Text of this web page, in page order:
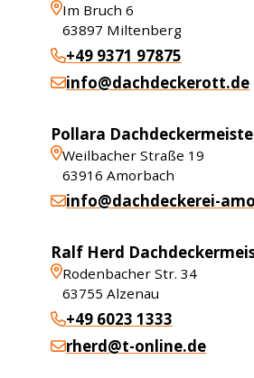
Im Bruch 6
63897 Miltenberg
+49 9371 97875
info@dachdeckerott.de
Pollara
Weilbacher Straße 19
63916 Amorbach
info@dachdeckerei-
Ralf Herd
Rodenbacher Str. 34
63755 Alzenau
+49 6023 1333
rherd@t-online.de